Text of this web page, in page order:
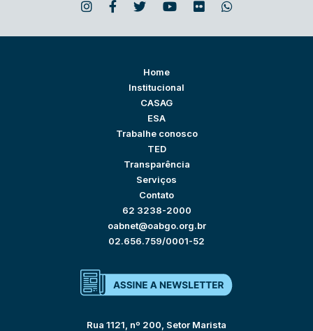
Home
Institucional
CASAG
ESA
Trabalhe conosco
TED
Transparência
Serviços
Contato
62 3238-2000
oabnet@oabgo.org.br
02.656.759/0001-52
Rua 1121, nº 200, Setor Marista